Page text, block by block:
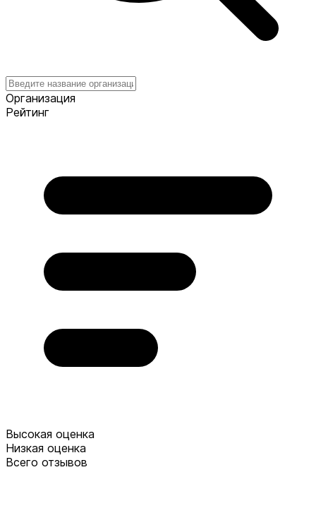
Организация
Рейтинг
Высокая оценка
Низкая оценка
Всего отзывов